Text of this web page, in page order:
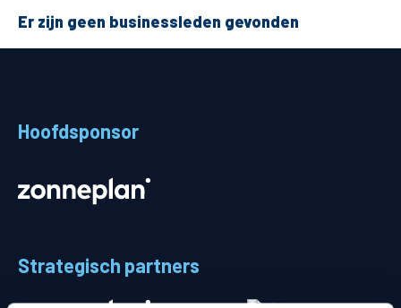
Matchdays
MVO & Regio
Er zijn geen businessleden gevonden
Hoofdsponsor
Strategisch partners